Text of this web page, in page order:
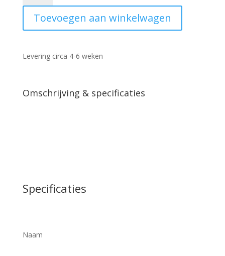
Costa
eiken
198
aantal
Toevoegen aan winkelwagen
Levering circa 4-6 weken
Omschrijving & specificaties
Specificaties
Naam